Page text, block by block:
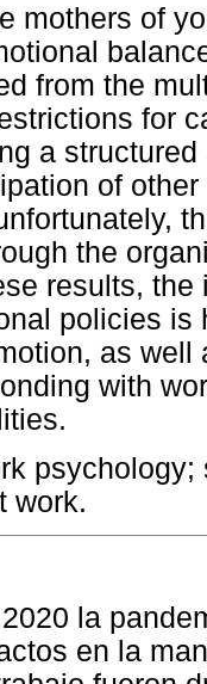
mothers of
from the
for
a
of
the
results,
policies is
as
with
work.
la
en la